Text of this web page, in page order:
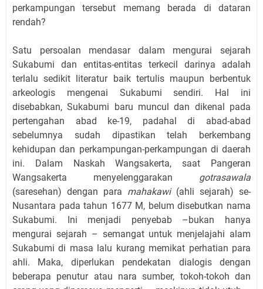
perkampungan tersebut memang berada di dataran
rendah?
Satu persoalan mendasar dalam mengurai sejarah
Sukabumi dan entitas-entitas terkecil darinya adalah
terlalu sedikit literatur baik tertulis maupun berbentuk
arkeologis mengenai Sukabumi sendiri. Hal ini
disebabkan, Sukabumi baru muncul dan dikenal pada
pertengahan abad ke-19, padahal di abad-abad
sebelumnya sudah dipastikan telah berkembang
kehidupan dan perkampungan-perkampungan di daerah
ini. Dalam Naskah Wangsakerta, saat Pangeran
Wangsakerta menyelenggarakan gotrasawala
(saresehan) dengan para mahakawi (ahli sejarah) se-
Nusantara pada tahun 1677 M, belum disebutkan nama
Sukabumi. Ini menjadi penyebab –bukan hanya
mengurai sejarah – semangat untuk menjelajahi alam
Sukabumi di masa lalu kurang memikat perhatian para
ahli. Maka, diperlukan pendekatan dialogis dengan
beberapa penutur atau nara sumber, tokoh-tokoh dan